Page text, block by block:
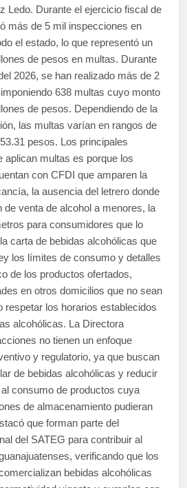
Ledo. Durante el ejercicio fiscal de
más de 5 mil inspecciones en
el estado, lo que representó un
de pesos en multas. Durante
2026, se han realizado más de 2
638 multas cuyo monto
de pesos. Dependiendo de la
las multas varían en rangos de
pesos. Los principales
aplican multas es porque los
con CFDI que amparen la
la ausencia del letrero donde
de venta de alcohol a menores, la
para consumidores que lo
carta de bebidas alcohólicas que
los límites de consumo y detalles
de los productos ofertados,
en otros domicilios que no sean
respetar los horarios establecidos
alcohólicas. La Directora
no tienen un enfoque
y regulatorio, ya que buscan
de bebidas alcohólicas y reducir
consumo de productos cuya
de almacenamiento pudieran
que forman parte del
del SATEG para contribuir al
verificando que los
bebidas alcohólicas